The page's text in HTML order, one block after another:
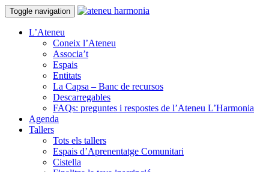
Toggle navigation
L’Ateneu
Coneix l’Ateneu
Associa’t
Espais
Entitats
La Capsa – Banc de recursos
Descarregables
FAQs: preguntes i respostes de l’Ateneu L’Harmonia
Agenda
Tallers
Tots els tallers
Espais d’Aprenentatge Comunitari
Cistella